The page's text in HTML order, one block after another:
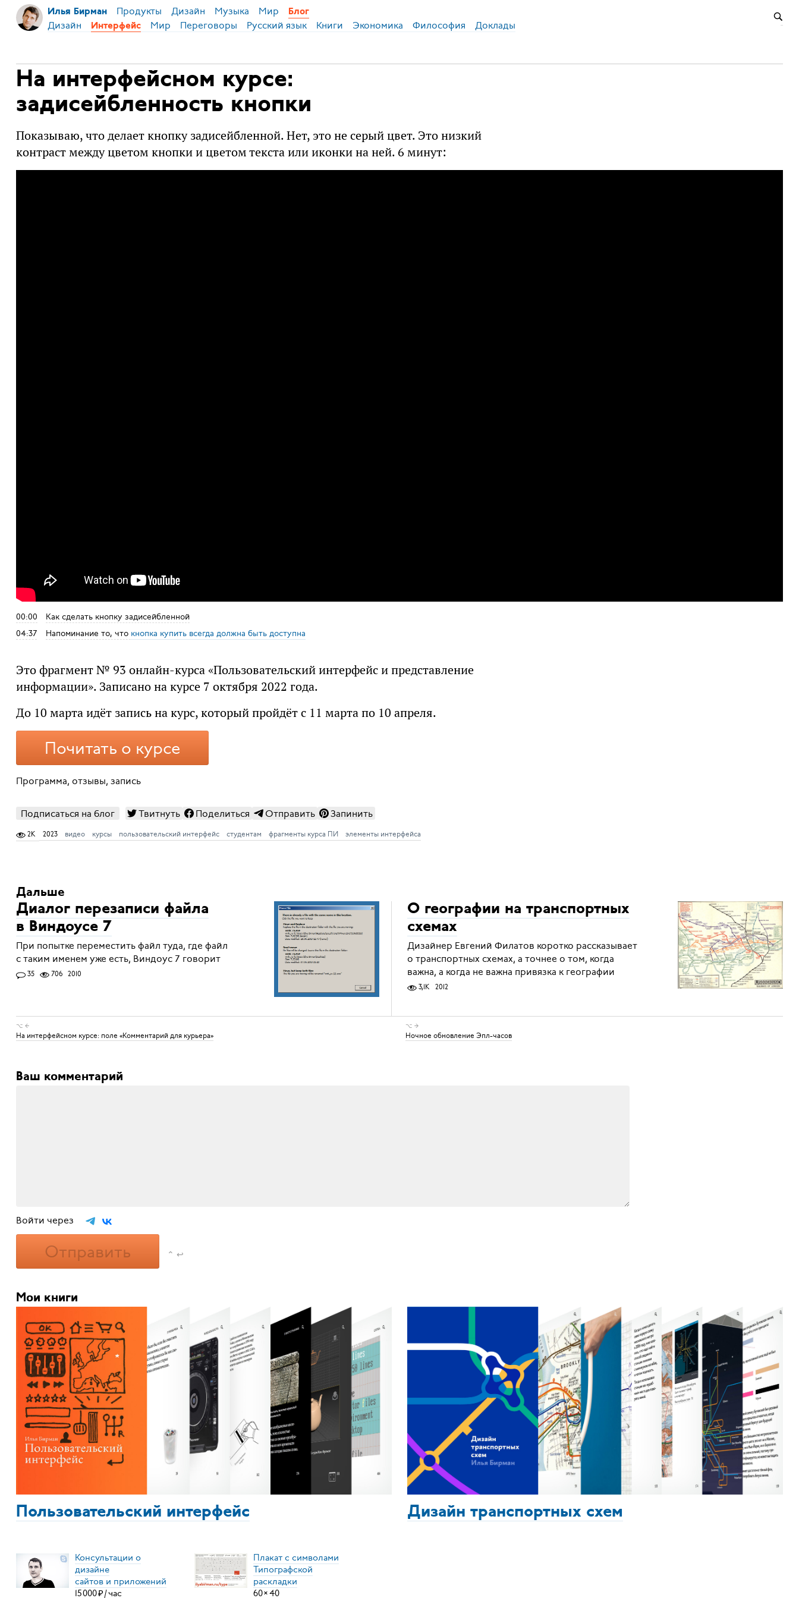
Илья Бирман Продукты Дизайн Музыка Мир Блог
Дизайн Интерфейс Мир Переговоры Русский язык Книги Экономика Философия Доклады
На интерфейсном курсе:
задисейбленность кнопки
Показываю, что делает кнопку задисейбленной. Нет, это не серый цвет. Это низкий
контраст между цветом кнопки и цветом текста или иконки на ней. 6 минут:
00:00
Как сделать кнопку задисейбленной
04:37
Напоминание то, что кнопка купить всегда должна быть доступна
Это фрагмент № 93 онлайн-курса «Пользовательский интерфейс и представление
информации». Записано на курсе 7 октября 2022 года.
До 10 марта идёт запись на курс, который пройдёт с 11 марта по 10 апреля.
Почитать о курсе
Программа, отзывы, запись
Подписаться на блог Твитнуть Поделиться Отправить Запинить
2K 2023 видео курсы пользовательский интерфейс студентам фрагменты курса ПИ элементы интерфейса
Дальше
Диалог перезаписи файла
в Виндоусе 7
При попытке переместить файл туда, где файл
с таким именем уже есть, Виндоус 7 говорит
35 706 2010
О географии на транспортных
схемах
Дизайнер Евгений Филатов коротко рассказывает
о транспортных схемах, а точнее о том, когда
важна, а когда не важна привязка к географии
3,1K 2012
⌥ ←
На интерфейсном курсе: поле «Комментарий для курьера»
⌥ →
Ночное обновление Эпл-часов
Ваш комментарий
Войти через
Отправить ⌃ ↩
Мои книги
Пользовательский интерфейс Дизайн транспортных схем
Консультации о
дизайне
сайтов и приложений
15000₽/час
Плакат с символами
Типографской
раскладки
60×40